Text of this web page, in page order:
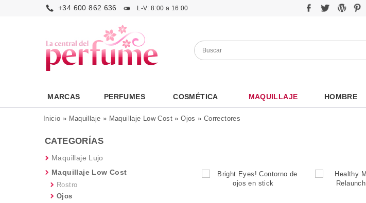
+34 600 862 636 L-V: 8:00 a 16:00
MARCAS PERFUMES COSMÉTICA MAQUILLAJE HOMBRE
Inicio » Maquillaje » Maquillaje Low Cost »Ojos » Correctores
CATEGORÍAS
Maquillaje Lujo
Maquillaje Low Cost
Rostro
Ojos